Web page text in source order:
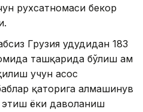
рухсатномаси бекор
Грузия ҳудудидан 183
ташқарида бўлиш ҳам
учун асос
қаторига алмашинув
ёки даволаниш